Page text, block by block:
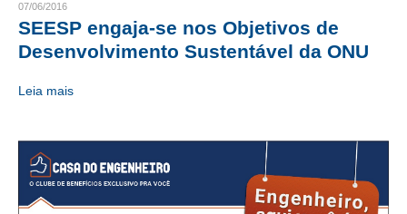
CONTRIBUIÇÃO SINDICAL URBANA
LEGISLAÇÃO
07/06/2016
SEESP engaja-se nos Objetivos de
Desenvolvimento Sustentável da ONU
Leia mais